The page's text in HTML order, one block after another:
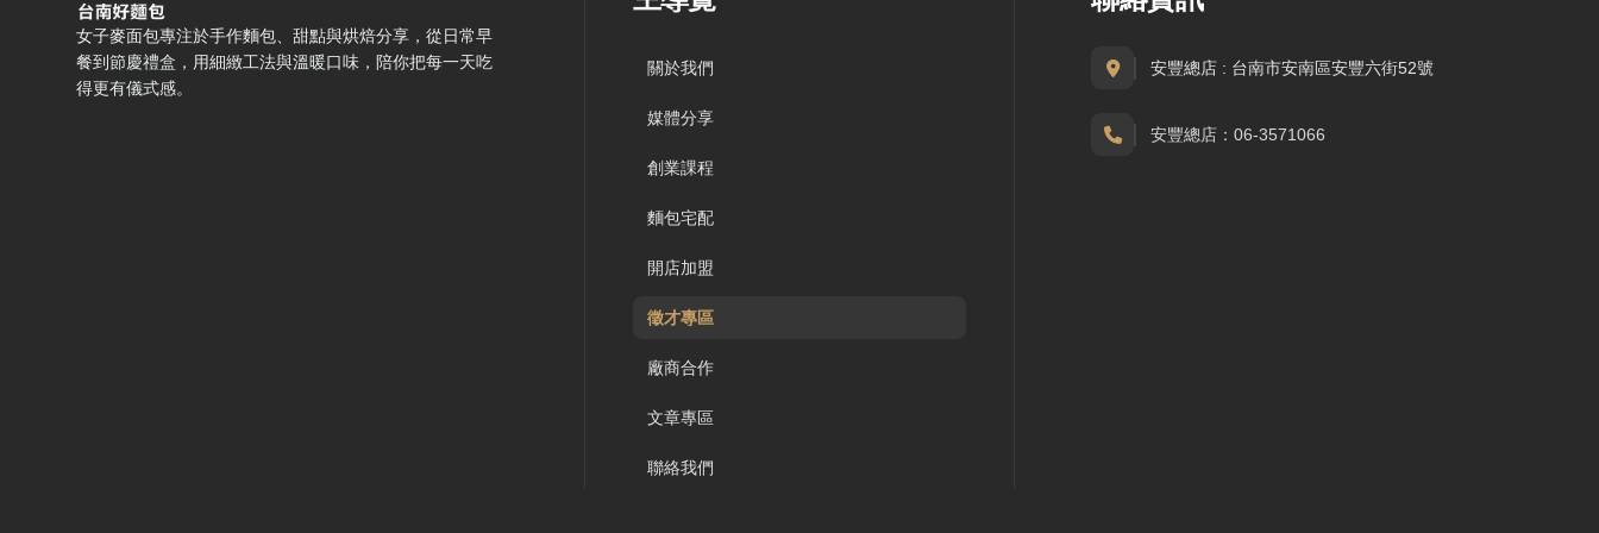
女子麥面包專注於手作麵包、甜點與烘焙分享，從日常早
餐到節慶禮盒，用細緻工法與溫暖口味，陪你把每一天吃
得更有儀式感。
關於我們
媒體分享
創業課程
麵包宅配
開店加盟
徵才專區
廠商合作
文章專區
聯絡我們
安豐總店 : 台南市安南區安豐六街52號
安豐總店：06-3571066